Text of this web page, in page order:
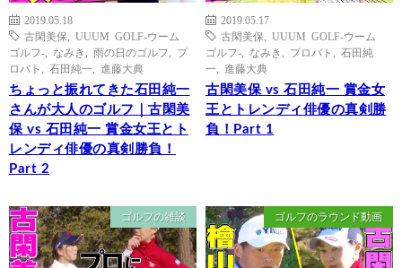
2019.05.18
古閑美保
UUUM GOLF-ウーム
ゴルフ-
なみき 雨の日のゴルフ
プ
ロバト
石田純一 進藤大典
ちょっと振れてきた石田純一
さんが大人のゴルフ｜古閑美
保 vs 石田純一 賞金女王とト
レンディ俳優の真剣勝負！
Part 2
2019.05.17
古閑美保
UUUM GOLF-ウーム
ゴルフ-
なみき プロバト
石田純
一
進藤大典
古閑美保 vs 石田純一 賞金女
王とトレンディ俳優の真剣勝
負！Part 1
ゴルフの雑談 ゴルフのラウンド動画